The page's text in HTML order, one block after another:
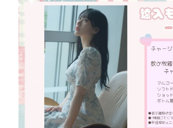
も
店
長